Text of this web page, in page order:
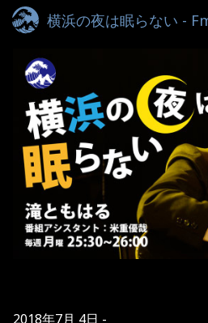
横浜の夜は眠らない -
2018年7月 4日